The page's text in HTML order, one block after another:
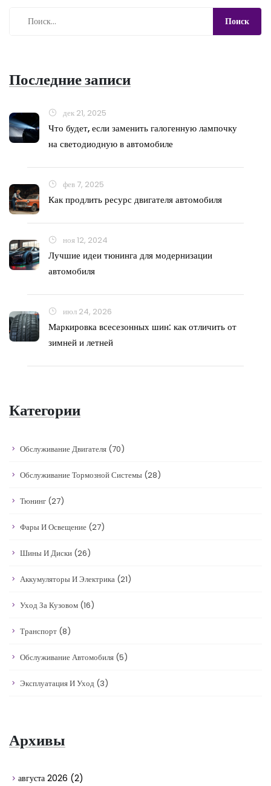
Последние записи
дек 21, 2025
Что будет, если заменить галогенную лампочку
на светодиодную в автомобиле
фев 7, 2025
Как продлить ресурс двигателя автомобиля
ноя 12, 2024
Лучшие идеи тюнинга для модернизации
автомобиля
июл 24, 2026
Маркировка всесезонных шин: как отличить от
зимней и летней
Категории
Обслуживание Двигателя (70)
Обслуживание Тормозной Системы (28)
Тюнинг (27)
Фары И Освещение (27)
Шины И Диски (26)
Аккумуляторы И Электрика (21)
Уход За Кузовом (16)
Транспорт (8)
Обслуживание Автомобиля (5)
Эксплуатация И Уход (3)
Архивы
августа 2026 (2)